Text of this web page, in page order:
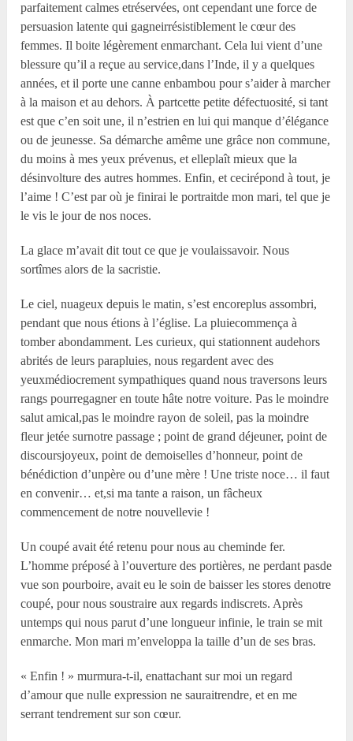
parfaitement calmes etréservées, ont cependant une force de
persuasion latente qui gagneirrésistiblement le cœur des
femmes. Il boite légèrement enmarchant. Cela lui vient d’une
blessure qu’il a reçue au service,dans l’Inde, il y a quelques
années, et il porte une canne enbambou pour s’aider à marcher
à la maison et au dehors. À partcette petite défectuosité, si tant
est que c’en soit une, il n’estrien en lui qui manque d’élégance
ou de jeunesse. Sa démarche amême une grâce non commune,
du moins à mes yeux prévenus, et elleplaît mieux que la
désinvolture des autres hommes. Enfin, et cecirépond à tout, je
l’aime ! C’est par où je finirai le portraitde mon mari, tel que je
le vis le jour de nos noces.
La glace m’avait dit tout ce que je voulaissavoir. Nous
sortîmes alors de la sacristie.
Le ciel, nuageux depuis le matin, s’est encoreplus assombri,
pendant que nous étions à l’église. La pluiecommença à
tomber abondamment. Les curieux, qui stationnent audehors
abrités de leurs parapluies, nous regardent avec des
yeuxmédiocrement sympathiques quand nous traversons leurs
rangs pourregagner en toute hâte notre voiture. Pas le moindre
salut amical,pas le moindre rayon de soleil, pas la moindre
fleur jetée surnotre passage ; point de grand déjeuner, point de
discoursjoyeux, point de demoiselles d’honneur, point de
bénédiction d’unpère ou d’une mère ! Une triste noce… il faut
en convenir… et,si ma tante a raison, un fâcheux
commencement de notre nouvellevie !
Un coupé avait été retenu pour nous au cheminde fer.
L’homme préposé à l’ouverture des portières, ne perdant pasde
vue son pourboire, avait eu le soin de baisser les stores denotre
coupé, pour nous soustraire aux regards indiscrets. Après
untemps qui nous parut d’une longueur infinie, le train se mit
enmarche. Mon mari m’enveloppa la taille d’un de ses bras.
« Enfin ! » murmura-t-il, enattachant sur moi un regard
d’amour que nulle expression ne sauraitrendre, et en me
serrant tendrement sur son cœur.